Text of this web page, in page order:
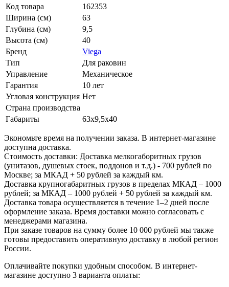
Код товара
162353
Ширина (см)
63
Глубина (см)
9,5
Высота (см)
40
Бренд
Viega
Тип
Для раковин
Управление
Механическое
Гарантия
10 лет
Угловая конструкция Нет
Страна производства
Габариты
63x9,5x40
Экономьте время на получении заказа. В интернет-магазине
доступна доставка.
Стоимость доставки: Доставка мелкогаборитных грузов
(унитазов, душевых стоек, поддонов и т.д.) - 700 рублей по
Москве; за МКАД + 50 рублей за каждый км.
Доставка крупногабаритных грузов в пределах МКАД – 1000
рублей; за МКАД – 1000 рублей + 50 рублей за каждый км.
Доставка товара осуществляется в течение 1–2 дней после
оформление заказа. Время доставки можно согласовать с
менеджерами магазина.
При заказе товаров на сумму более 10 000 рублей мы также
готовы предоставить оперативную доставку в любой регион
России.
Оплачивайте покупки удобным способом. В интернет-
магазине доступно 3 варианта оплаты: